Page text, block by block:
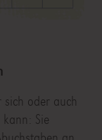
oder auch
Sie